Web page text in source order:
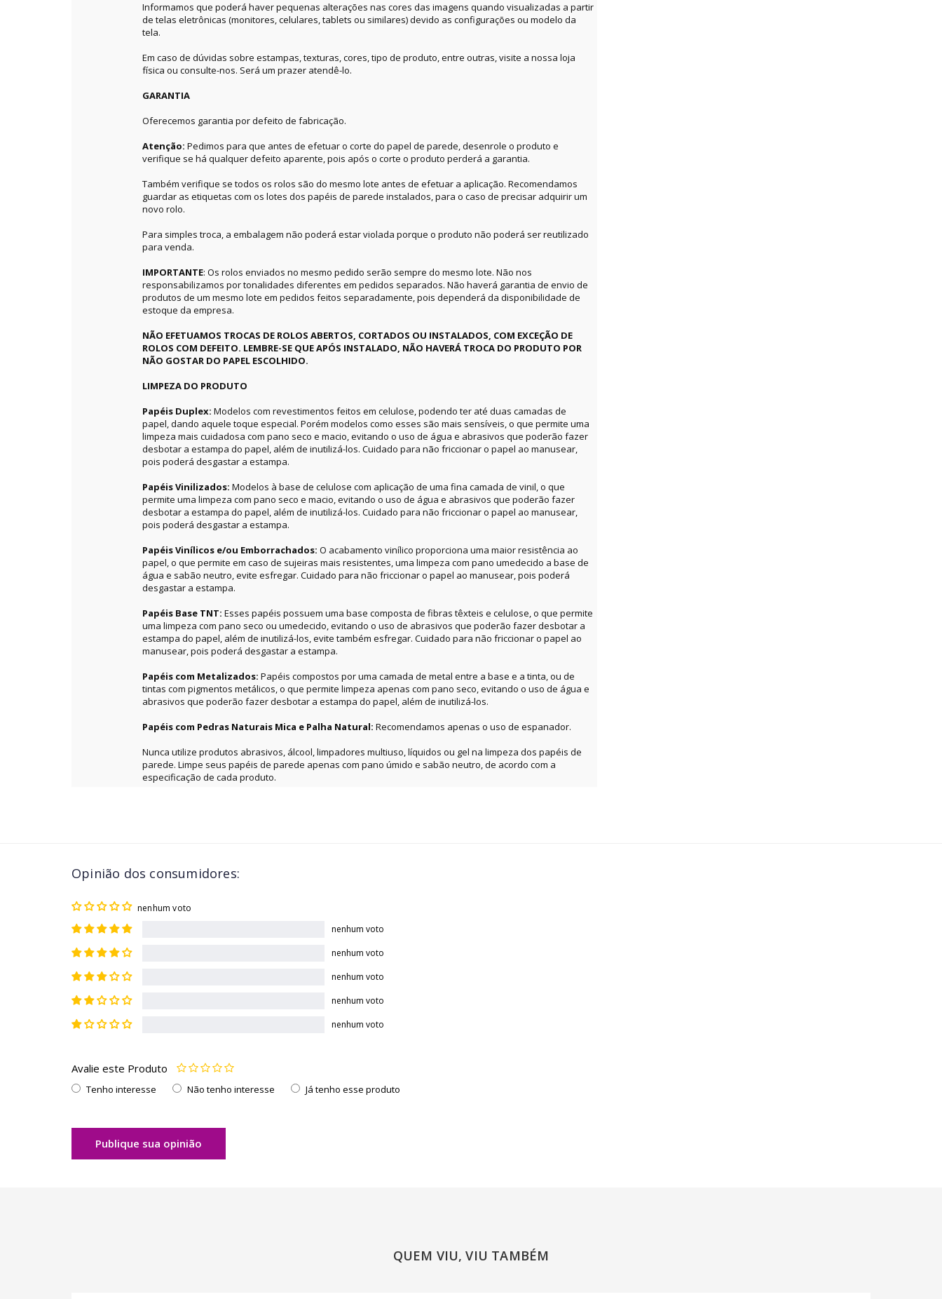
Informamos que poderá haver pequenas alterações nas cores das imagens quando visualizadas a partir
de telas eletrônicas (monitores, celulares, tablets ou similares) devido as configurações ou modelo da
tela.
Em caso de dúvidas sobre estampas, texturas, cores, tipo de produto, entre outras, visite a nossa loja
física ou consulte-nos. Será um prazer atendê-lo.
GARANTIA
Oferecemos garantia por defeito de fabricação.
Atenção: Pedimos para que antes de efetuar o corte do papel de parede, desenrole o produto e
verifique se há qualquer defeito aparente, pois após o corte o produto perderá a garantia.
Também verifique se todos os rolos são do mesmo lote antes de efetuar a aplicação. Recomendamos
guardar as etiquetas com os lotes dos papéis de parede instalados, para o caso de precisar adquirir um
novo rolo.
Para simples troca, a embalagem não poderá estar violada porque o produto não poderá ser reutilizado
para venda.
IMPORTANTE: Os rolos enviados no mesmo pedido serão sempre do mesmo lote. Não nos
responsabilizamos por tonalidades diferentes em pedidos separados. Não haverá garantia de envio de
produtos de um mesmo lote em pedidos feitos separadamente, pois dependerá da disponibilidade de
estoque da empresa.
NÃO EFETUAMOS TROCAS DE ROLOS ABERTOS, CORTADOS OU INSTALADOS, COM EXCEÇÃO DE
ROLOS COM DEFEITO. LEMBRE-SE QUE APÓS INSTALADO, NÃO HAVERÁ TROCA DO PRODUTO POR
NÃO GOSTAR DO PAPEL ESCOLHIDO.
LIMPEZA DO PRODUTO
Papéis Duplex: Modelos com revestimentos feitos em celulose, podendo ter até duas camadas de
papel, dando aquele toque especial. Porém modelos como esses são mais sensíveis, o que permite uma
limpeza mais cuidadosa com pano seco e macio, evitando o uso de água e abrasivos que poderão fazer
desbotar a estampa do papel, além de inutilizá-los. Cuidado para não friccionar o papel ao manusear,
pois poderá desgastar a estampa.
Papéis Vinilizados: Modelos à base de celulose com aplicação de uma fina camada de vinil, o que
permite uma limpeza com pano seco e macio, evitando o uso de água e abrasivos que poderão fazer
desbotar a estampa do papel, além de inutilizá-los. Cuidado para não friccionar o papel ao manusear,
pois poderá desgastar a estampa.
Papéis Vinílicos e/ou Emborrachados: O acabamento vinílico proporciona uma maior resistência ao
papel, o que permite em caso de sujeiras mais resistentes, uma limpeza com pano umedecido a base de
água e sabão neutro, evite esfregar. Cuidado para não friccionar o papel ao manusear, pois poderá
desgastar a estampa.
Papéis Base TNT: Esses papéis possuem uma base composta de fibras têxteis e celulose, o que permite
uma limpeza com pano seco ou umedecido, evitando o uso de abrasivos que poderão fazer desbotar a
estampa do papel, além de inutilizá-los, evite também esfregar. Cuidado para não friccionar o papel ao
manusear, pois poderá desgastar a estampa.
Papéis com Metalizados: Papéis compostos por uma camada de metal entre a base e a tinta, ou de
tintas com pigmentos metálicos, o que permite limpeza apenas com pano seco, evitando o uso de água e
abrasivos que poderão fazer desbotar a estampa do papel, além de inutilizá-los.
Papéis com Pedras Naturais Mica e Palha Natural: Recomendamos apenas o uso de espanador.
Nunca utilize produtos abrasivos, álcool, limpadores multiuso, líquidos ou gel na limpeza dos papéis de
parede. Limpe seus papéis de parede apenas com pano úmido e sabão neutro, de acordo com a
especificação de cada produto.
Opinião dos consumidores:
nenhum voto
nenhum voto
nenhum voto
nenhum voto
nenhum voto
nenhum voto
Avalie este Produto
Tenho interesse Não tenho interesse Já tenho esse produto
Publique sua opinião
QUEM VIU, VIU TAMBÉM